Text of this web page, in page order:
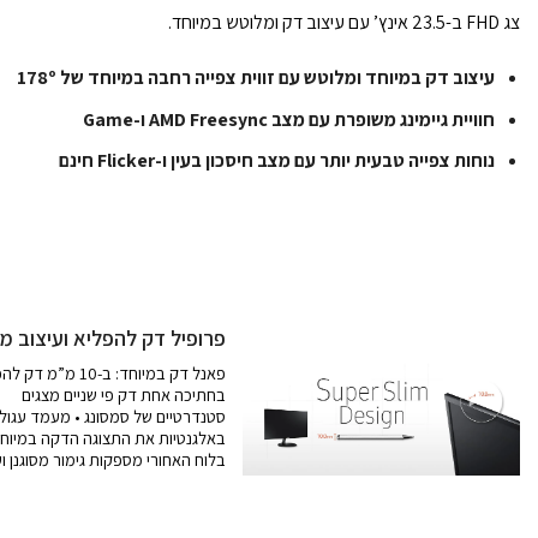
צג FHD ב-23.5 אינץ’ עם עיצוב דק ומלוטש במיוחד.
עיצוב דק במיוחד ומלוטש עם זווית צפייה רחבה במיוחד של 178º
חוויית גיימינג משופרת עם מצב AMD Freesync ו-Game
נוחות צפייה טבעית יותר עם מצב חיסכון בעין ו-Flicker חינם
פרופיל דק להפליא ועיצוב
פאנל דק במיוחד: ב-10 מ”מ דק להפליא – דק כמו עט כדורי – הלוח
בחתיכה אחת דק פי שניים מצגים
סטנדרטיים של סמסונג • מעמד
באלגנטיות את התצוגה הדקה
בלוח האחורי מספקות גימור מסוגנן